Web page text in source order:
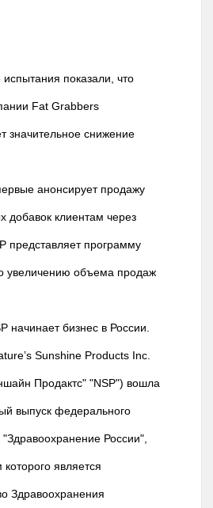
испытания показали, что
Fat Grabbers
значительное снижение
анонсирует продажу
добавок клиентам через
представляет программу
увеличению объема продаж
начинает бизнес в России.
Sunshine Products Inc.
Продактс" "NSP") вошла
выпуск федерального
"Здравоохранение России",
является
Здравоохранения